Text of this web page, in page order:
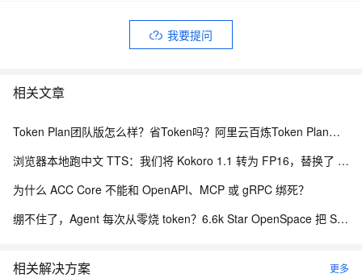
我要提问
相关文章
Token Plan团队版怎么样？省Token吗？阿里云百炼Token Plan团队版购买指南
浏览器本地跑中文 TTS：我们将 Kokoro 1.1 转为 FP16，替换了 Piper 中文配音
为什么 ACC Core 不能和 OpenAPI、MCP 或 gRPC 绑死？
绷不住了，Agent 每次从零烧 token？6.6k Star OpenSpace 把 Skill 变成会进化的资产
相关解决方案 更多